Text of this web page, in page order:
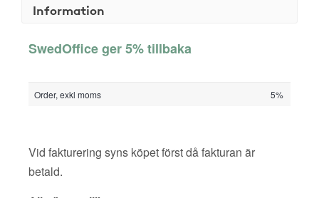
Information
SwedOffice ger 5% tillbaka
Order, exkl moms 5%
Vid fakturering syns köpet först då fakturan är
betald.